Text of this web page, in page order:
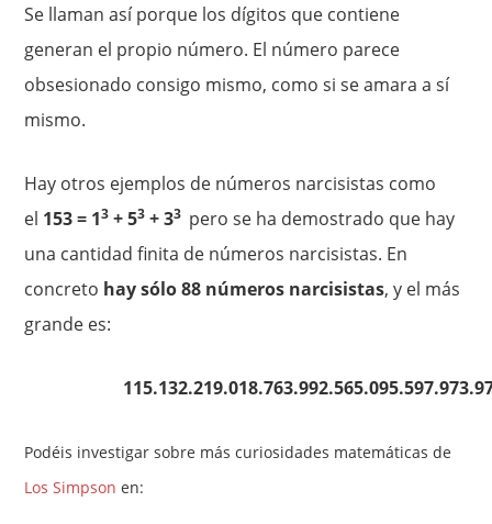
Se llaman así porque los dígitos que contiene
generan el propio número. El número parece
obsesionado consigo mismo, como si se amara a sí
mismo.
Hay otros ejemplos de números narcisistas como
el 153 = 13 + 53 + 33 pero se ha demostrado que hay
una cantidad finita de números narcisistas. En
concreto hay sólo 88 números narcisistas, y el más
grande es:
Podéis investigar sobre más curiosidades matemáticas de
Los Simpson en: